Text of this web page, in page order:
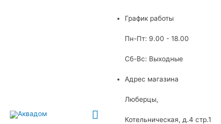
Главное
График работы
Пн-Пт: 9.00 - 18.00
Сб-Вс: Выходные
Адрес магазина
Люберцы,
Котельническая, д.4 стр.1